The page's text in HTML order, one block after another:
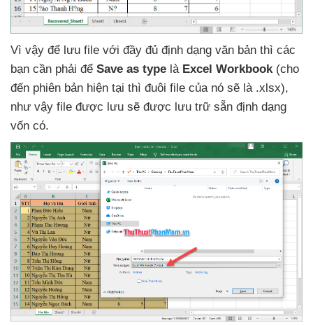
Vì vậy để lưu file với đầy đủ định dạng văn bản thì các
bạn cần phải để Save as type là Excel Workbook(cho
đến phiên bản hiện tại thì đuôi file của nó sẽ là .xlsx),
như vậy file được lưu sẽ được lưu trữ sẵn định dạng
vốn có.